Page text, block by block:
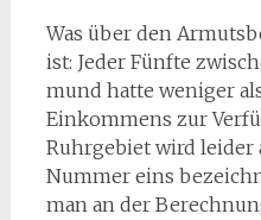
Was über den
ist: Jeder Fünfte
mund hatte weniger
Einkommens zur
Ruhrgebiet wird leider
Nummer eins
man an der